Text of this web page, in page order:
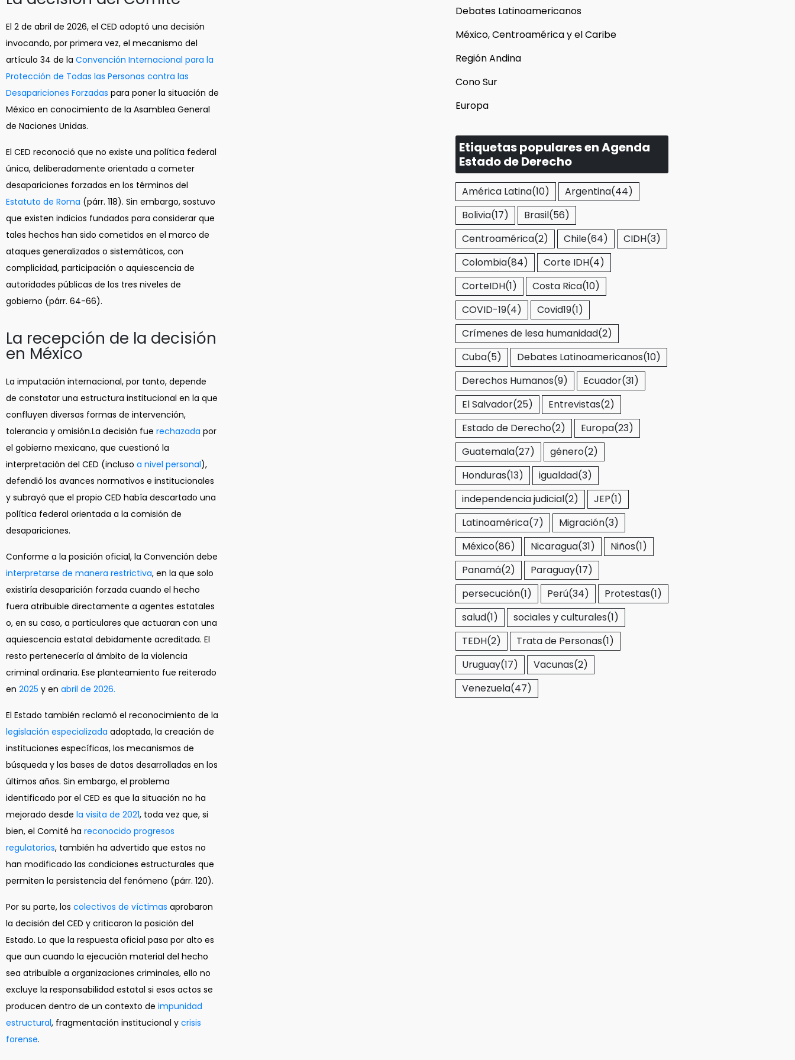
El 2 de abril de 2026, el CED adoptó una decisión
invocando, por primera vez, el mecanismo del
artículo 34 de la Convención Internacional para la
Protección de Todas las Personas contra las
Desapariciones Forzadas para poner la situación de
México en conocimiento de la Asamblea General
de Naciones Unidas.
El CED reconoció que no existe una política federal
única, deliberadamente orientada a cometer
desapariciones forzadas en los términos del
Estatuto de Roma (párr. 118). Sin embargo, sostuvo
que existen indicios fundados para considerar que
tales hechos han sido cometidos en el marco de
ataques generalizados o sistemáticos, con
complicidad, participación o aquiescencia de
autoridades públicas de los tres niveles de
gobierno (párr. 64-66).
La recepción de la decisión
en México
La imputación internacional, por tanto, depende
de constatar una estructura institucional en la que
confluyen diversas formas de intervención,
tolerancia y omisión.La decisión fue rechazada por
el gobierno mexicano, que cuestionó la
interpretación del CED (incluso a nivel personal),
defendió los avances normativos e institucionales
y subrayó que el propio CED había descartado una
política federal orientada a la comisión de
desapariciones.
Conforme a la posición oficial, la Convención debe
interpretarse de manera restrictiva, en la que solo
existiría desaparición forzada cuando el hecho
fuera atribuible directamente a agentes estatales
o, en su caso, a particulares que actuaran con una
aquiescencia estatal debidamente acreditada. El
resto pertenecería al ámbito de la violencia
criminal ordinaria. Ese planteamiento fue reiterado
en 2025 y en abril de 2026.
El Estado también reclamó el reconocimiento de la
legislación especializada adoptada, la creación de
instituciones específicas, los mecanismos de
búsqueda y las bases de datos desarrolladas en los
últimos años. Sin embargo, el problema
identificado por el CED es que la situación no ha
mejorado desde la visita de 2021, toda vez que, si
bien, el Comité ha reconocido progresos
regulatorios, también ha advertido que estos no
han modificado las condiciones estructurales que
permiten la persistencia del fenómeno (párr. 120).
Por su parte, los colectivos de víctimas aprobaron
la decisión del CED y criticaron la posición del
Estado. Lo que la respuesta oficial pasa por alto es
que aun cuando la ejecución material del hecho
sea atribuible a organizaciones criminales, ello no
excluye la responsabilidad estatal si esos actos se
producen dentro de un contexto de impunidad
estructural, fragmentación institucional y crisis
forense.
Debates Latinoamericanos
México, Centroamérica y el Caribe
Región Andina
Cono Sur
Europa
Etiquetas populares en Agenda
Estado de Derecho
América Latina(10) Argentina(44)
Bolivia(17) Brasil(56)
Centroamérica(2) Chile(64) CIDH(3)
Colombia(84) Corte IDH(4)
CorteIDH(1) Costa Rica(10)
COVID-19(4) Covid19(1)
Crímenes de lesa humanidad(2)
Cuba(5) Debates Latinoamericanos(10)
Derechos Humanos(9) Ecuador(31)
El Salvador(25) Entrevistas(2)
Estado de Derecho(2) Europa(23)
Guatemala(27) género(2)
Honduras(13) igualdad(3)
independencia judicial(2) JEP(1)
Latinoamérica(7) Migración(3)
México(86) Nicaragua(31) Niños(1)
Panamá(2) Paraguay(17)
persecución(1) Perú(34) Protestas(1)
salud(1) sociales y culturales(1)
TEDH(2) Trata de Personas(1)
Uruguay(17) Vacunas(2)
Venezuela(47)